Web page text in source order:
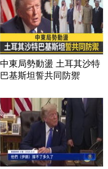
中東局勢動盪 土耳其沙特
巴基斯坦誓共同防禦